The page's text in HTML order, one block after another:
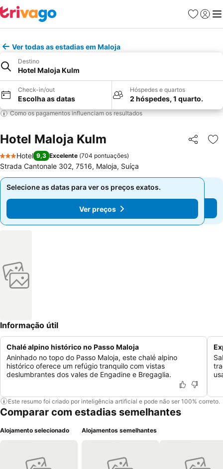
Favoritos
Iniciar
Ver todas as estadias em Maloja
Destino
Hotel Maloja Kulm
Check-in/out
Escolha as datas
Hóspedes e quartos
2 hóspedes, 1 quarto.
Como os pagamentos influenciam os resultados
Hotel Maloja Kulm Partilhar
3 Estrelas
Hotel 9,3 Excelente (704 pontuações)
Strada Cantonale 302, 7516, Maloja, Suíça
Selecione as datas para ver os preços exatos.
Ver preços
Selecione as datas para ver os preços exatos.
Ver preços
Informação útil
Chalé alpino histórico no Passo Maloja
Aninhado no topo do Passo Maloja, este chalé alpino
histórico oferece um refúgio tranquilo com vistas
deslumbrantes dos vales de Engadine e Bregaglia.
Este resumo foi criado por inteligência artificial e pode não ser 100% correto.
Comparar com estadias semelhantes
Alojamento selecionado Alojamentos semelhantes